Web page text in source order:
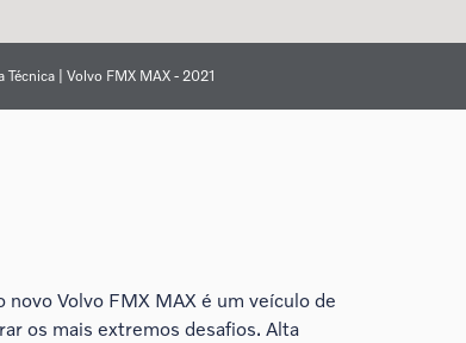
Técnica | Volvo FMX MAX - 2021
Volvo FMX MAX é um veículo de
os mais extremos desafios. Alta